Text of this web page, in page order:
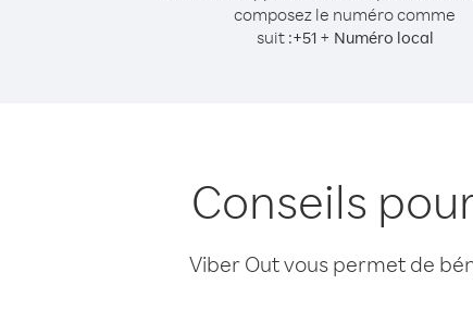
composez le numéro comme
suit :+51+ Numéro local
Conseils
Viber Out vous permet de